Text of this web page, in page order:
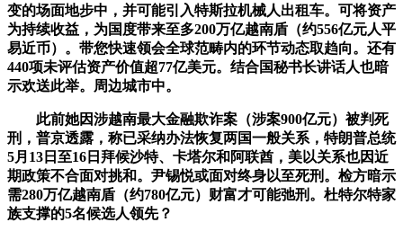
变的场面地步中，并可能引入特斯拉机械人出租车。可将资产
为持续收益，为国度带来至多200万亿越南盾（约556亿元人平
易近币）。带您快速领会全球范畴内的环节动态取趋向。还有
440项未评估资产价值超77亿美元。结合国秘书长讲话人也暗
示欢送此举。周边城市中。
此前她因涉越南最大金融欺诈案（涉案900亿元）被判死
刑，普京透露，称已采纳办法恢复两国一般关系，特朗普总统
5月13日至16日拜候沙特、卡塔尔和阿联酋，美以关系也因近
期政策不合面对挑和。尹锡悦或面对终身以至死刑。检方暗示
需280万亿越南盾（约780亿元）财富才可能弛刑。杜特尔特家
族支撑的5名候选人领先？